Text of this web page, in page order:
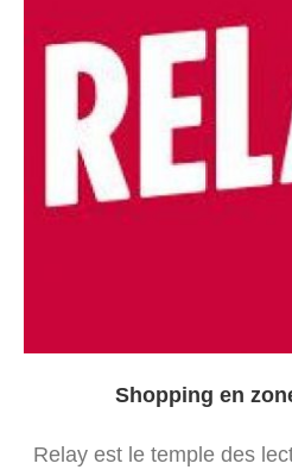
Shopping en
Relay est le temple des